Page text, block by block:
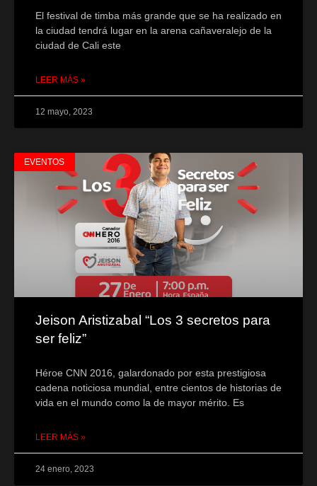
El festival de timba más grande que se ha realizado en
la ciudad tendrá lugar en la arena cañaveralejo de la
ciudad de Cali este
LEER MÁS »
12 mayo, 2023
EVENTOS
Jeison Aristizabal “Los 3 secretos para
ser feliz”
Héroe CNN 2016, galardonado por esta prestigiosa
cadena noticiosa mundial, entre cientos de historias de
vida en el mundo como la de mayor mérito. Es
LEER MÁS »
24 enero, 2023